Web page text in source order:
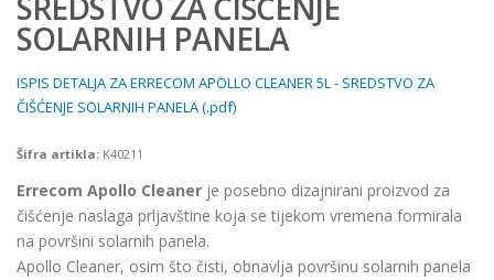
SOLARNIH PANELA
ISPIS DETALJA ZA ERRECOM APOLLO CLEANER 5L - SREDSTVO ZA
ČIŠĆENJE SOLARNIH PANELA (.pdf)
Šifra artikla: K40211
Errecom Apollo Cleaner je posebno dizajnirani proizvod za
čišćenje naslaga prljavštine koja se tijekom vremena formirala
na površini solarnih panela.
Apollo Cleaner, osim što čisti, obnavlja površinu solarnih panela